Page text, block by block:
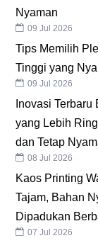
Nyaman
09 Jul 2026
Tips Memilih
Tinggi yang
09 Jul 2026
Inovasi
yang Lebih
dan Tetap
08 Jul 2026
Kaos Printing
Tajam, Bahan
Dipadukan
07 Jul 2026